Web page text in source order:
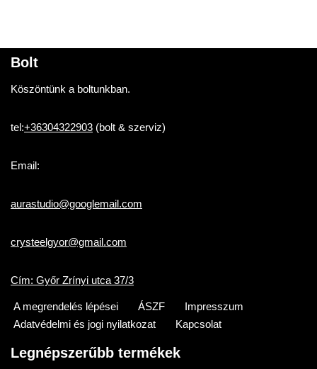
Bolt
Köszöntünk a boltunkban.
tel:+36304322903 (bolt & szerviz)
Email:
aurastudio@googlemail.com
crysteelgyor@gmail.com
Cím: Győr Zrínyi utca 37/3
A megrendelés lépései ÁSZF
Impresszum
Adatvédelmi és jogi nyilatkozat
Kapcsolat
Legnépszerűbb termékek